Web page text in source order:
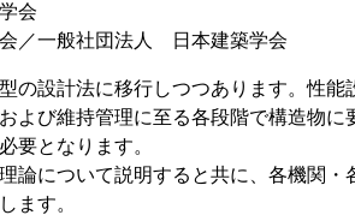
会
／一般社団法人 日本建築学会
の設計法に移行しつつあります。性
よび維持管理に至る各段階で構造物
要となります。
論について説明すると共に、各機関
ます。